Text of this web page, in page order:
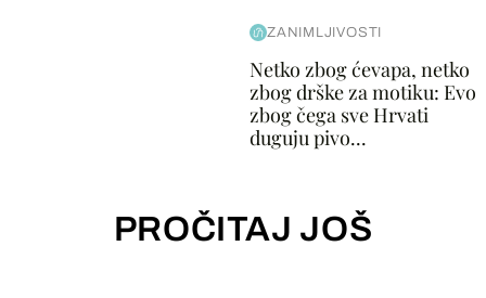
ZANIMLJIVOSTI
Netko zbog ćevapa, netko
zbog drške za motiku: Evo
zbog čega sve Hrvati
duguju pivo...
PROČITAJ JOŠ